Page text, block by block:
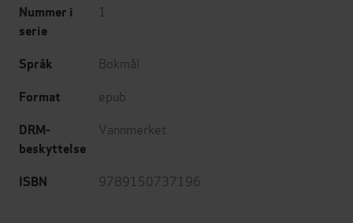
Nummer i
serie
1
Språk Bokmål
Format epub
DRM-
beskyttelse
Vannmerket
ISBN 9789150737196